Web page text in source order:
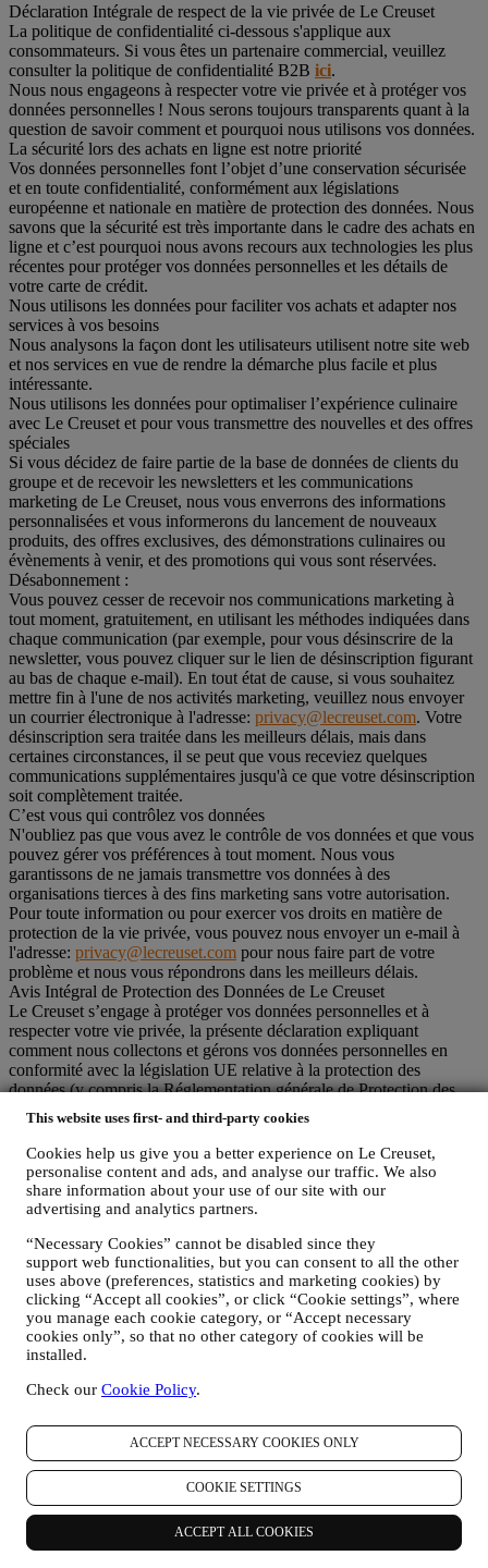
This website uses first- and third-party cookies
Cookies help us give you a better experience on Le Creuset,
personalise content and ads, and analyse our traffic. We also
share information about your use of our site with our
advertising and analytics partners.
“Necessary Cookies” cannot be disabled since they
support web functionalities, but you can consent to all the other
uses above (preferences, statistics and marketing cookies) by
clicking “Accept all cookies”, or click “Cookie settings”, where
you manage each cookie category, or “Accept necessary
cookies only”, so that no other category of cookies will be
installed.
Check our Cookie Policy.
ACCEPT NECESSARY COOKIES ONLY
COOKIE SETTINGS
ACCEPT ALL COOKIES
Déclaration Intégrale de respect de la vie privée de Le Creuset
La politique de confidentialité ci-dessous s'applique aux
consommateurs. Si vous êtes un partenaire commercial, veuillez
consulter la politique de confidentialité B2B ici.
Nous nous engageons à respecter votre vie privée et à protéger vos
données personnelles ! Nous serons toujours transparents quant à la
question de savoir comment et pourquoi nous utilisons vos données.
La sécurité lors des achats en ligne est notre priorité
Vos données personnelles font l’objet d’une conservation sécurisée
et en toute confidentialité, conformément aux législations
européenne et nationale en matière de protection des données. Nous
savons que la sécurité est très importante dans le cadre des achats en
ligne et c’est pourquoi nous avons recours aux technologies les plus
récentes pour protéger vos données personnelles et les détails de
votre carte de crédit.
Nous utilisons les données pour faciliter vos achats et adapter nos
services à vos besoins
Nous analysons la façon dont les utilisateurs utilisent notre site web
et nos services en vue de rendre la démarche plus facile et plus
intéressante.
Nous utilisons les données pour optimaliser l’expérience culinaire
avec Le Creuset et pour vous transmettre des nouvelles et des offres
spéciales
Si vous décidez de faire partie de la base de données de clients du
groupe et de recevoir les newsletters et les communications
marketing de Le Creuset, nous vous enverrons des informations
personnalisées et vous informerons du lancement de nouveaux
produits, des offres exclusives, des démonstrations culinaires ou
évènements à venir, et des promotions qui vous sont réservées.
Désabonnement :
Vous pouvez cesser de recevoir nos communications marketing à
tout moment, gratuitement, en utilisant les méthodes indiquées dans
chaque communication (par exemple, pour vous désinscrire de la
newsletter, vous pouvez cliquer sur le lien de désinscription figurant
au bas de chaque e-mail). En tout état de cause, si vous souhaitez
mettre fin à l'une de nos activités marketing, veuillez nous envoyer
un courrier électronique à l'adresse: privacy@lecreuset.com. Votre
désinscription sera traitée dans les meilleurs délais, mais dans
certaines circonstances, il se peut que vous receviez quelques
communications supplémentaires jusqu'à ce que votre désinscription
soit complètement traitée.
C’est vous qui contrôlez vos données
N'oubliez pas que vous avez le contrôle de vos données et que vous
pouvez gérer vos préférences à tout moment. Nous vous
garantissons de ne jamais transmettre vos données à des
organisations tierces à des fins marketing sans votre autorisation.
Pour toute information ou pour exercer vos droits en matière de
protection de la vie privée, vous pouvez nous envoyer un e-mail à
l'adresse: privacy@lecreuset.com pour nous faire part de votre
problème et nous vous répondrons dans les meilleurs délais.
Avis Intégral de Protection des Données de Le Creuset
Le Creuset s’engage à protéger vos données personnelles et à
respecter votre vie privée, la présente déclaration expliquant
comment nous collectons et gérons vos données personnelles en
conformité avec la législation UE relative à la protection des
données (y compris la Réglementation générale de Protection des
données 2016/679 de l’Union européenne) et avec la loi relative à la
protection des données qui s’applique dans votre pays, dans votre
territoire ou dans votre région (les “Lois relatives à la Protection des
Données”).
1. QUEL TYPE DE DONNEES RECUEILLONS-NOUS AUPRES DE
VOUS ET A QUEL MOMENT ?
concernant, qui nous permettrait de vous identifier, soit directement,
soit en combinaison avec d’autres informations.
Enfants : Le présent site web n’est pas destiné aux enfants et nous ne
collectons pas sciemment des données relatives aux enfants.
Nous pouvons collecter des données personnelles vous concernant
lorsque vous visitez notre site web (le “Site web”), créez un compte
Le Creuset, achetez un produit Le Creuset sur le site Web ou en
boutique Signature et Outlet, ou lorsque vous vous abonnez à nos
communications marketing. En fonction de votre demande ou de
votre consentement, les données personnelles peuvent concerner :
le nom, le prénom, l’adresse électronique, la date de naissance
et d’autres coordonnées (adresse, numéro de téléphone), dans
le but de créer un compte Le Creuset, de faire un achat en tant
qu’utilisateur invité ou l’abonnement à nos communications
marketing sur le site Web ou en magasin.